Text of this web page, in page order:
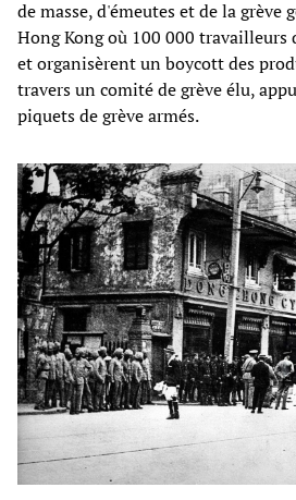
de masse, d'émeutes et de la grève
Hong Kong où 100 000
et organisèrent un boycott des
travers un comité de grève élu,
piquets de grève armés.